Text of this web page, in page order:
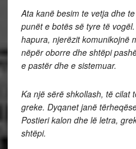
Ata kanë besim te vetja dhe
punët e botës së tyre të
hapura, njerëzit komunikojnë
nëpër oborre dhe shtëpi
e pastër dhe e sistemuar.
Ka një sërë shkollash, të cilat
greke. Dyqanet janë
Postieri kalon dhe lë letra,
shtëpi.